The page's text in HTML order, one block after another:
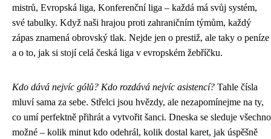
mistrů, Evropská liga, Konferenční liga – každá má svůj systém,
své tabulky. Když naši hrajou proti zahraničním týmům, každý
zápas znamená obrovský tlak. Nejde jen o prestiž, ale taky o peníze
a o to, jak si stojí celá česká liga v evropském žebříčku.
Kdo dává nejvíc gólů? Kdo rozdává nejvíc asistencí? Tahle čísla
mluví sama za sebe. Střelci jsou hvězdy, ale nezapomínejme na ty,
co umí perfektně přihrát a vytvořit šanci. Dneska se sleduje všechno
možné – kolik minut kdo odehrál, kolik dostal karet, jak úspěšně